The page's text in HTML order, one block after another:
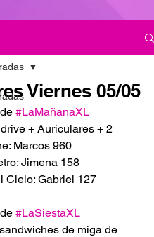
Viernes 05/05
#LaMañanaXL
+ Auriculares + 2
Marcos 960
Jimena 158
Cielo: Gabriel 127
#LaSiestaXL
de miga de